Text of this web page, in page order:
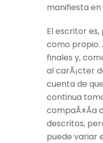
manifiesta
El escritor
como propio.
finales y,
al carÃ¡cter
cuenta de
continua
compaÃ±Ã­a
descritos,
puede variar